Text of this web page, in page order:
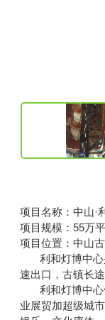
项目名称：中山·
项目规模：55万
项目位置：中山
利和灯博中心
速出口，古镇长
利和灯博中心
业展贸加超级城